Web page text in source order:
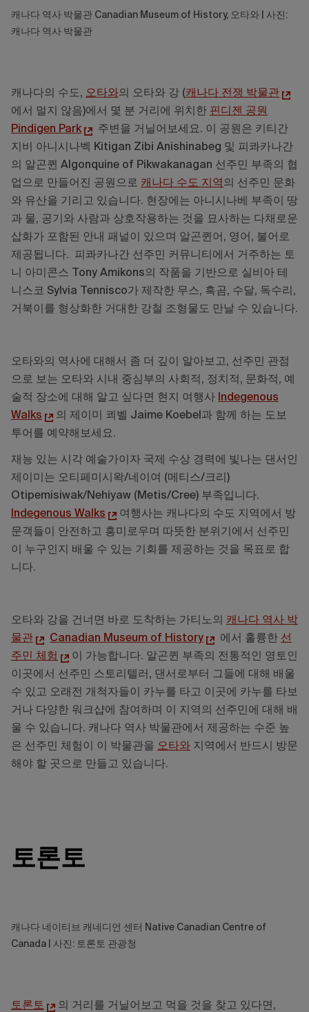
캐나다 역사 박물관 Canadian Museum of History, 오타와 | 사진:
캐나다 역사 박물관
캐나다의 수도, 오타와의 오타와 강 (캐나다 전쟁 박물관
에서 멀지 않음)에서 몇 분 거리에 위치한 핀디젠 공원
Pindigen Park
주변을 거닐어보세요. 이 공원은 키티간
지비 아니시나벡 Kitigan Zibi Anishinabeg 및 피콰카나간
의 알곤퀸 Algonquine of Pikwakanagan 선주민 부족의 협
업으로 만들어진 공원으로 캐나다 수도 지역의 선주민 문화
와 유산을 기리고 있습니다. 현장에는 아니시나베 부족이 땅
과 물, 공기와 사람과 상호작용하는 것을 묘사하는 다채로운
삽화가 포함된 안내 패널이 있으며 알곤퀸어, 영어, 불어로
제공됩니다. 피콰카나간 선주민 커뮤니티에서 거주하는 토
니 아미콘스 Tony Amikons의 작품을 기반으로 실비아 테
니스코 Sylvia Tennisco가 제작한 무스, 흑곰, 수달, 독수리,
거북이를 형상화한 거대한 강철 조형물도 만날 수 있습니다.
오타와의 역사에 대해서 좀 더 깊이 알아보고, 선주민 관점
으로 보는 오타와 시내 중심부의 사회적, 정치적, 문화적, 예
술적 장소에 대해 알고 싶다면 현지 여행사 Indegenous
Walks
의 제이미 쾨벨 Jaime Koebel과 함께 하는 도보
투어를 예약해보세요.
재능 있는 시각 예술가이자 국제 수상 경력에 빛나는 댄서인
제이미는 오티페미시왁/네이여 (메티스/크리)
Otipemisiwak/Nehiyaw (Metis/Cree) 부족입니다.
Indegenous Walks
여행사는 캐나다의 수도 지역에서 방
문객들이 안전하고 흥미로우며 따뜻한 분위기에서 선주민
이 누구인지 배울 수 있는 기회를 제공하는 것을 목표로 합
니다.
오타와 강을 건너면 바로 도착하는 가티노의 캐나다 역사 박
물관
Canadian Museum of History 에서 훌륭한 선
주민 체험
이 가능합니다. 알곤퀸 부족의 전통적인 영토인
이곳에서 선주민 스토리텔러, 댄서로부터 그들에 대해 배울
수 있고 오래전 개척자들이 카누를 타고 이곳에 카누를 타보
거나 다양한 워크샵에 참여하며 이 지역의 선주민에 대해 배
울 수 있습니다. 캐나다 역사 박물관에서 제공하는 수준 높
은 선주민 체험이 이 박물관을 오타와 지역에서 반드시 방문
해야 할 곳으로 만들고 있습니다.
토론토
캐나다 네이티브 캐네디언 센터 Native Canadian Centre of
Canada | 사진: 토론토 관광청
토론토
의 거리를 거닐어보고 먹을 것을 찾고 있다면,